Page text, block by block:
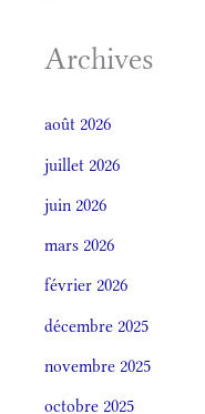
Archives
août 2026
juillet 2026
juin 2026
mars 2026
février 2026
décembre 2025
novembre 2025
octobre 2025